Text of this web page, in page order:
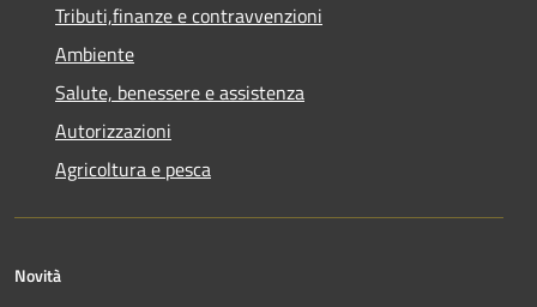
Tributi,finanze e contravvenzioni
Ambiente
Salute, benessere e assistenza
Autorizzazioni
Agricoltura e pesca
Novità